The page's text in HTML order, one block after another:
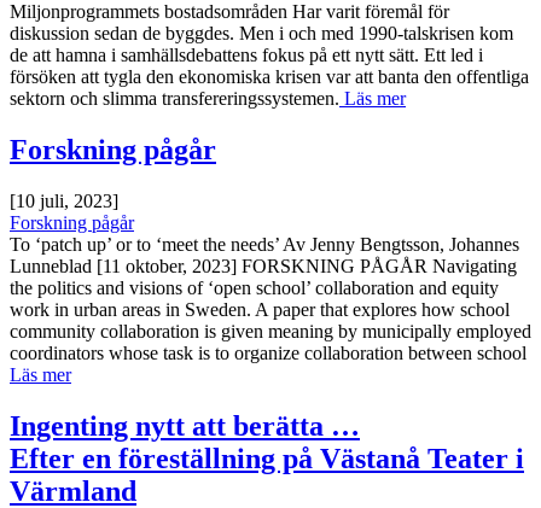
Miljonprogrammets bostadsområden Har varit föremål för
diskussion sedan de byggdes. Men i och med 1990-talskrisen kom
de att hamna i samhällsdebattens fokus på ett nytt sätt. Ett led i
försöken att tygla den ekonomiska krisen var att banta den offentliga
sektorn och slimma transfereringssystemen. Läs mer
Forskning pågår
[10 juli, 2023]
Forskning pågår
To ‘patch up’ or to ‘meet the needs’ Av Jenny Bengtsson, Johannes
Lunneblad [11 oktober, 2023] FORSKNING PÅGÅR Navigating
the politics and visions of ‘open school’ collaboration and equity
work in urban areas in Sweden. A paper that explores how school
community collaboration is given meaning by municipally employed
coordinators whose task is to organize collaboration between school
Läs mer
Ingenting nytt att berätta …
Efter en föreställning på Västanå Teater i
Värmland